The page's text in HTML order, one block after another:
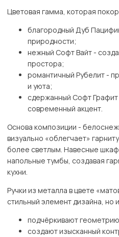
Цветовая гамма, которая
благородный Дуб
природности;
нежный Софт Вайт -
простора;
романтичный Рубелит -
и уюта;
сдержанный Софт
современный акцент.
Основа композиции -
визуально «облегчает»
более светлым. Навесные
напольные тумбы, создавая
кухни.
Ручки из металла в цвете
стильный элемент дизайна, но
подчёркивают
создают изысканный